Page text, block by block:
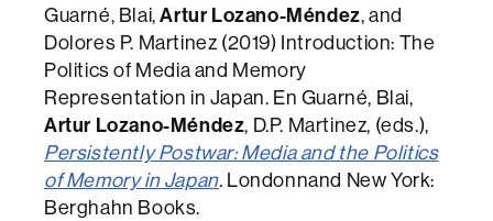
Guarné, Blai,Artur Lozano-Méndez, and
Dolores P. Martinez (2019) Introduction: The
Politics of Media and Memory
Representation in Japan. En Guarné, Blai,
Artur Lozano-Méndez, D.P. Martinez, (eds.),
Persistently Postwar: Media and the Politics
of Memory in Japan. Londonnand New York:
Berghahn Books.